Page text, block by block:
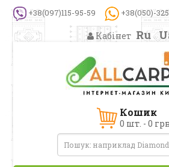
+38(097)115-95-59 +38(050)-
Кабінет Ru
Кошик
0 шт. - 0